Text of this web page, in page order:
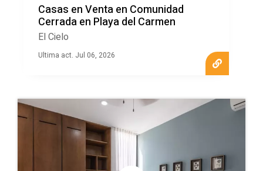
Casas en Venta en Comunidad
Cerrada en Playa del Carmen
El Cielo
Ultima act. Jul 06, 2026